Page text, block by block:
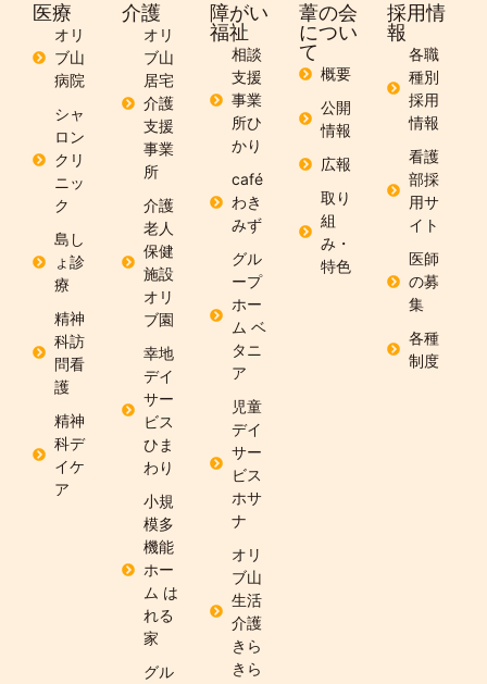
医療
オリ
ブ山
病院
シャ
ロン
クリ
ニッ
ク
島し
ょ診
療
精神
科訪
問看
護
精神
科デ
イケ
ア
介護
オリ
ブ山
居宅
介護
支援
事業
所
介護
老人
保健
施設
オリ
ブ園
幸地
デイ
サー
ビス
ひま
わり
小規
模多
機能
ホー
ム は
れる
家
グル
障がい
福祉
相談
支援
事業
所ひ
かり
café
わき
みず
グル
ープ
ホー
ム ベ
タニ
ア
児童
デイ
サー
ビス
ホサ
ナ
オリ
ブ山
生活
介護
きら
きら
葦の会
につい
て
概要
公開
情報
広報
取り
組
み・
特色
採用情
報
各職
種別
採用
情報
看護
部採
用サ
イト
医師
の募
集
各種
制度